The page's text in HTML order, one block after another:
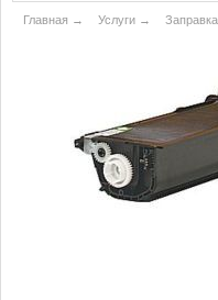
Главная → Услуги →